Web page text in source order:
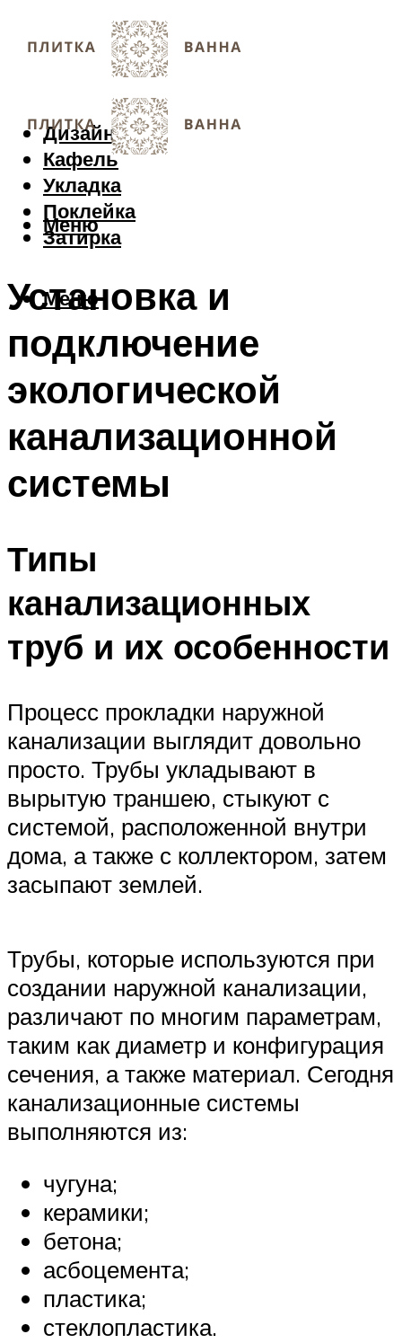
Дизайн
Кафель
Укладка
Поклейка
Затирка
Меню
Меню
Установка и
подключение
экологической
канализационной
системы
Типы
канализационных
труб и их особенности
Процесс прокладки наружной
канализации выглядит довольно
просто. Трубы укладывают в
вырытую траншею, стыкуют с
системой, расположенной внутри
дома, а также с коллектором, затем
засыпают землей.
Трубы, которые используются при
создании наружной канализации,
различают по многим параметрам,
таким как диаметр и конфигурация
сечения, а также материал. Сегодня
канализационные системы
выполняются из:
чугуна;
керамики;
бетона;
асбоцемента;
пластика;
стеклопластика.